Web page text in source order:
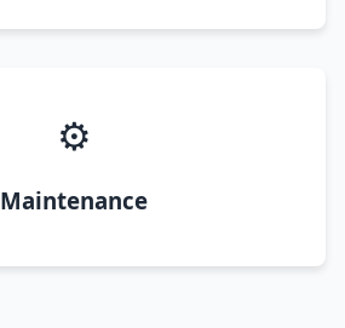
⚙️
Maintenance